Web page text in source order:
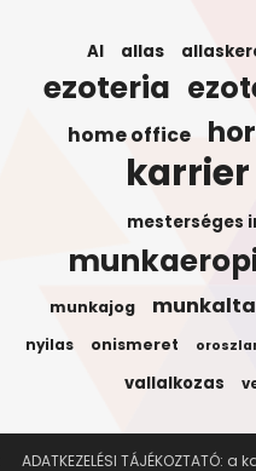
AI allas
ezoteria
home office
karrier
mesterséges
munkajog
nyilas onismeret
vallalkozas
ADATKEZELÉSI